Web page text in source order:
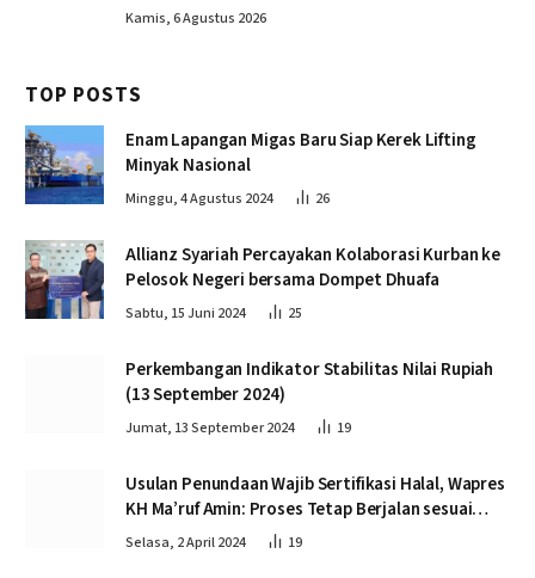
Kamis, 6 Agustus 2026
TOP POSTS
Enam Lapangan Migas Baru Siap Kerek Lifting
Minyak Nasional
Minggu, 4 Agustus 2024 26
Allianz Syariah Percayakan Kolaborasi Kurban ke
Pelosok Negeri bersama Dompet Dhuafa
Sabtu, 15 Juni 2024 25
Perkembangan Indikator Stabilitas Nilai Rupiah
(13 September 2024)
Jumat, 13 September 2024 19
Usulan Penundaan Wajib Sertifikasi Halal, Wapres
KH Ma’ruf Amin: Proses Tetap Berjalan sesuai
Penahapan
Selasa, 2 April 2024 19